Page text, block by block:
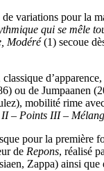
variations pour la
qui se mêle
Modéré(1) secoue
ou de Jumpaanen
mobilité rime
– Points III –
pour la première
de Repons, réalisé
Zappa) ainsi que